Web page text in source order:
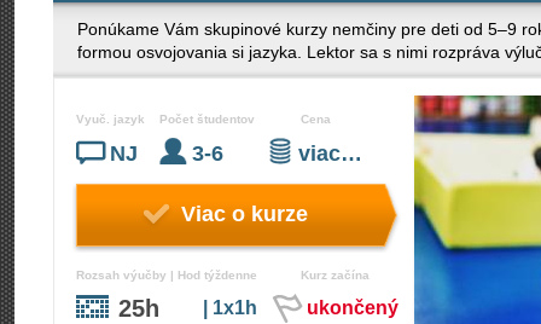
Ponúkame Vám skupinové kurzy nemčiny pre deti od 5–9
formou osvojovania si jazyka. Lektor sa s nimi rozpráva
Vyuč. jazyk
NJ
Počet študentov
3-6
Cena
viac…
Viac o kurze
Rozsah výučby | Hod týždenne
25h | 1x1h
Kurz začína
ukončený